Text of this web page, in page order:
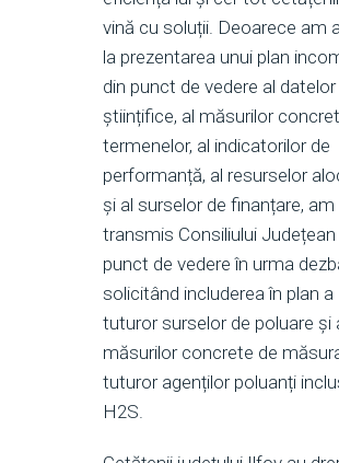
vină cu soluții. Deoarece am
la prezentarea unui plan
din punct de vedere al datelor
științifice, al măsurilor
termenelor, al indicatorilor de
performanță, al resurselor
și al surselor de finanțare, am
transmis Consiliului Județean
punct de vedere în urma
solicitând includerea în plan a
tuturor surselor de poluare și
măsurilor concrete de
tuturor agenților poluanți
H2S.